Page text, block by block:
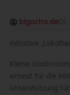
blgastro.de
Initiative
Kleine
erneut für die
Unterstützung